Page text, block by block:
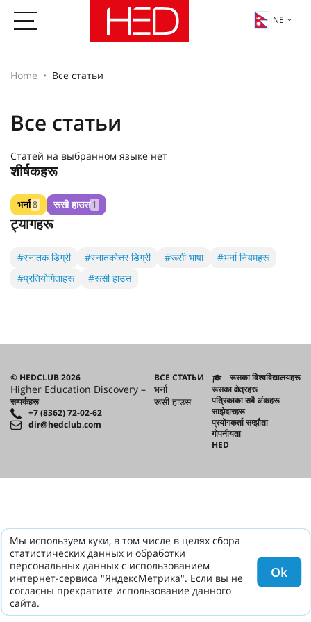
NE
Home Все статьи
Все статьи
Статей на выбранном языке нет
शीर्षकहरू
भर्ना8 रूसी हाउस 1
ट्यागहरू
#स्नातक डिग्री #स्नातकोत्तर डिग्री #रूसी भाषा
#भर्ना नियमहरू
#प्रतियोगिताहरू
#रूसी हाउस
© HEDCLUB 2026
Higher Education Discovery –
सम्पर्कहरू
+7 (8362) 72-02-62
dir@hedclub.com
ВСЕ СТАТЬИ
भर्ना
रूसी हाउस
रूसका विश्वविद्यालयहरू
रूसका क्षेत्रहरू
पत्रिकाका सबै अंकहरू
साझेदारहरू
प्रयोगकर्ता सम्झौता
गोपनीयता
HED
Мы используем куки, в том числе в целях сбора
статистических данных и обработки
персональных данных с использованием
интернет-сервиса "ЯндексМетрика". Если вы не
согласны прекратите использование данного
сайта.
Ok